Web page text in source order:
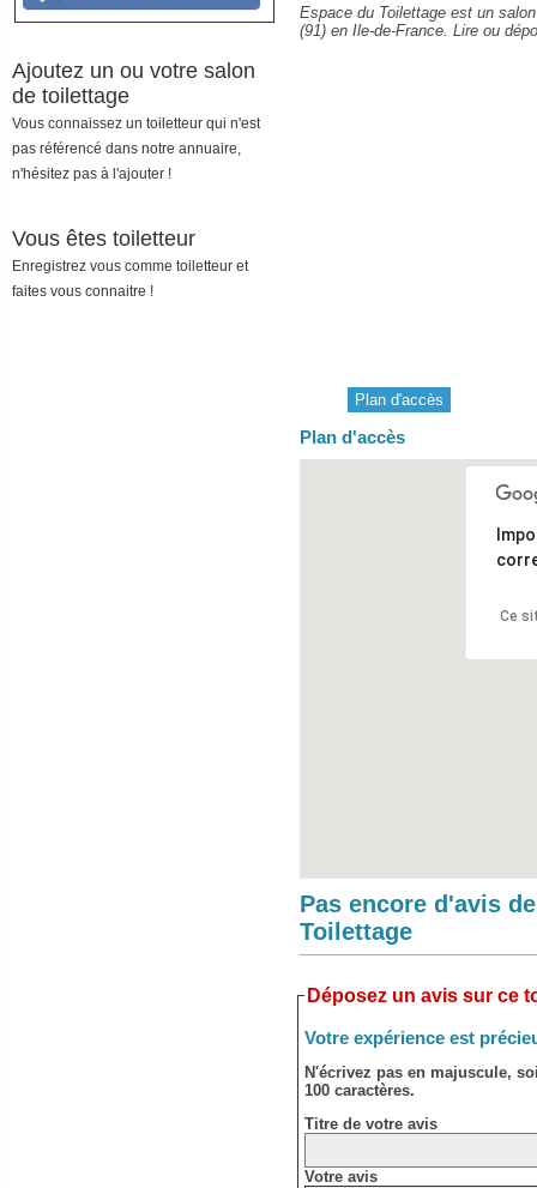
Espace du Toilettage est un
(91) en Ile-de-France. Lire ou
Plan d'accès
Plan d'accès
Ce
Pas encore d'avis
Toilettage
Déposez un avis sur ce
Votre expérience est
N'écrivez pas en majuscule,
100 caractères.
Titre de votre avis
Votre avis
Ajoutez un ou votre salon
de toilettage
Vous connaissez un toiletteur qui n'est
pas référencé dans notre annuaire,
n'hésitez pas à l'ajouter !
Vous êtes toiletteur
Enregistrez vous comme toiletteur et
faites vous connaitre !